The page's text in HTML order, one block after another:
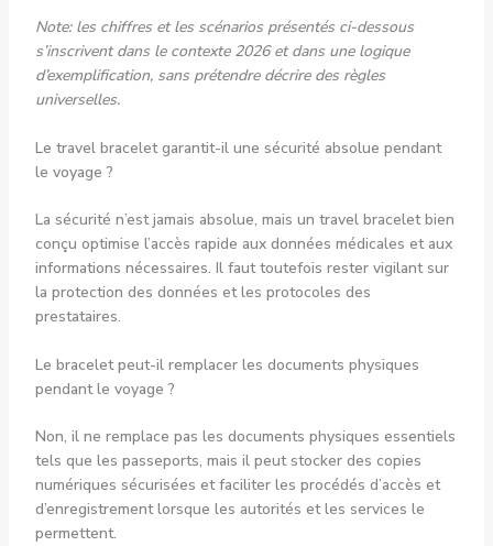
Note: les chiffres et les scénarios présentés ci-dessous
s’inscrivent dans le contexte 2026 et dans une logique
d’exemplification, sans prétendre décrire des règles
universelles.
Le travel bracelet garantit-il une sécurité absolue pendant
le voyage ?
La sécurité n’est jamais absolue, mais un travel bracelet bien
conçu optimise l’accès rapide aux données médicales et aux
informations nécessaires. Il faut toutefois rester vigilant sur
la protection des données et les protocoles des
prestataires.
Le bracelet peut-il remplacer les documents physiques
pendant le voyage ?
Non, il ne remplace pas les documents physiques essentiels
tels que les passeports, mais il peut stocker des copies
numériques sécurisées et faciliter les procédés d’accès et
d’enregistrement lorsque les autorités et les services le
permettent.